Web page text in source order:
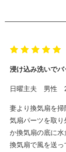
浸け込み洗いで
日曜主夫 男性
妻より換気扇を
気扇パーツを取
か換気扇の底に
換気扇で風を送